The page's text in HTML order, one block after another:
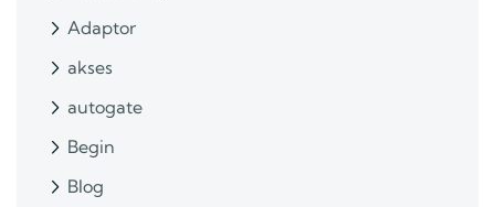
Adaptor
akses
autogate
Begin
Blog